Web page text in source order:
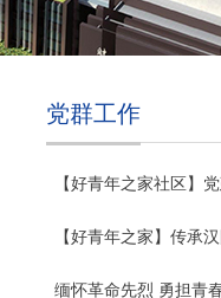
党群工作
【好青年之家社区】
【好青年之家】传承
缅怀革命先烈 勇担青